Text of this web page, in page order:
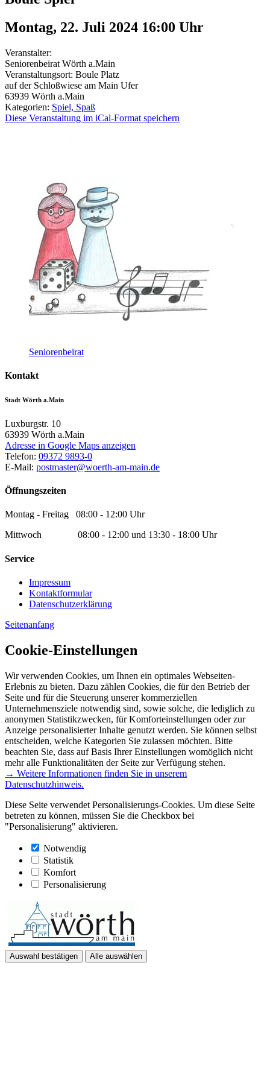
Montag, 22. Juli 2024 16:00 Uhr
Veranstalter:
Seniorenbeirat Wörth a.Main
Veranstaltungsort: Boule Platz
auf der Schloßwiese am Main Ufer
63939 Wörth a.Main
Kategorien: Spiel, Spaß
Diese Veranstaltung im iCal-Format speichern
Seniorenbeirat
Kontakt
Stadt Wörth a.Main
Luxburgstr. 10
63939 Wörth a.Main
Adresse in Google Maps anzeigen
Telefon: 09372 9893-0
E-Mail: postmaster@woerth-am-main.de
Öffnungszeiten
Montag - Freitag 08:00 - 12:00 Uhr
Mittwoch 08:00 - 12:00 und 13:30 - 18:00 Uhr
Service
Impressum
Kontaktformular
Datenschutzerklärung
Seitenanfang
Cookie-Einstellungen
Wir verwenden Cookies, um Ihnen ein optimales Webseiten-
Erlebnis zu bieten. Dazu zählen Cookies, die für den Betrieb der
Seite und für die Steuerung unserer kommerziellen
Unternehmensziele notwendig sind, sowie solche, die lediglich zu
anonymen Statistikzwecken, für Komforteinstellungen oder zur
Anzeige personalisierter Inhalte genutzt werden. Sie können selbst
entscheiden, welche Kategorien Sie zulassen möchten. Bitte
beachten Sie, dass auf Basis Ihrer Einstellungen womöglich nicht
mehr alle Funktionalitäten der Seite zur Verfügung stehen.
→ Weitere Informationen finden Sie in unserem
Datenschutzhinweis.
Diese Seite verwendet Personalisierungs-Cookies. Um diese Seite
betreten zu können, müssen Sie die Checkbox bei
"Personalisierung" aktivieren.
Notwendig
Statistik
Komfort
Personalisierung
Auswahl bestätigen Alle auswählen